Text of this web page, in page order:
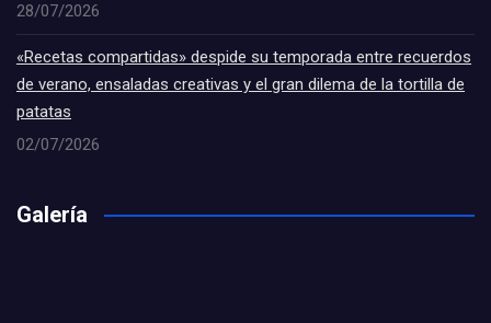
28/07/2026
«Recetas compartidas» despide su temporada entre recuerdos
de verano, ensaladas creativas y el gran dilema de la tortilla de
patatas
02/07/2026
Galería